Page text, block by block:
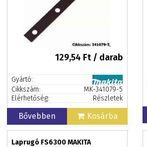
129,54 Ft / darab
Gyártó:
Cikkszám:
MK-341079-5
Elérhetőség:
Részletek
Bővebben Kosárba
Laprugó FS6300 MAKITA